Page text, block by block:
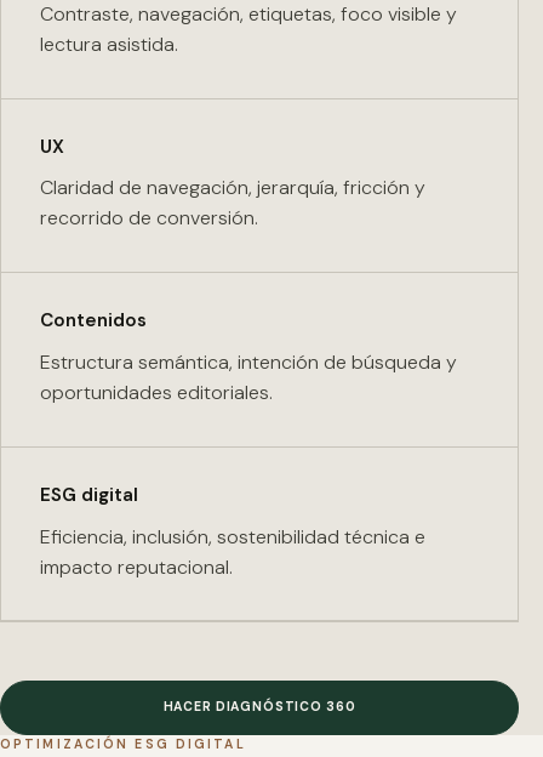
Contraste, navegación, etiquetas, foco visible y
lectura asistida.
UX
Claridad de navegación, jerarquía, fricción y
recorrido de conversión.
Contenidos
Estructura semántica, intención de búsqueda y
oportunidades editoriales.
ESG digital
Eficiencia, inclusión, sostenibilidad técnica e
impacto reputacional.
HACER DIAGNÓSTICO 360
OPTIMIZACIÓN ESG DIGITAL